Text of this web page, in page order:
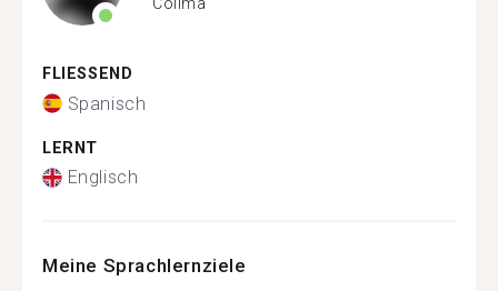
FLIESSEND
Spanisch
LERNT
Englisch
Meine Sprachlernziele